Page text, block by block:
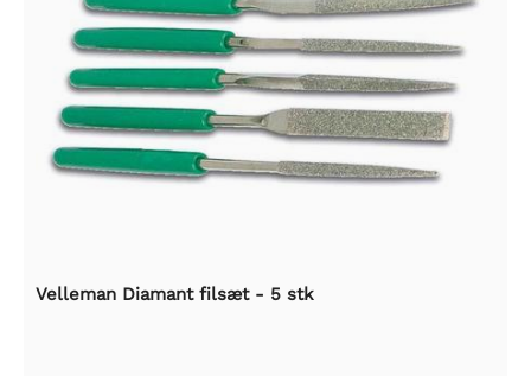
Velleman Diamant filsæt - 5 stk